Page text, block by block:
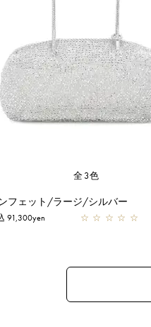
全3色
フェット/ラージ/シルバー
91,300yen ☆ ☆ ☆ ☆ ☆